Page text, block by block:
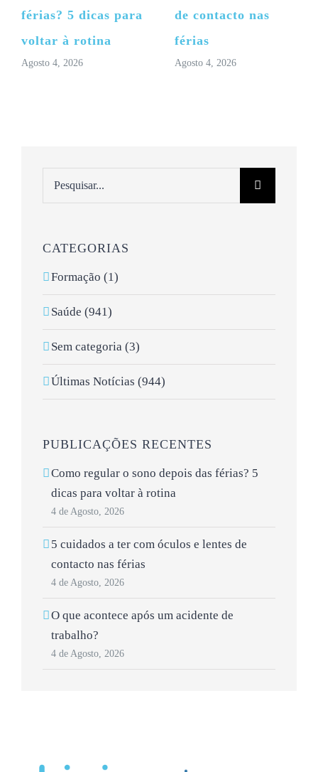
férias? 5 dicas para
voltar à rotina
Agosto 4, 2026
de contacto nas
férias
Agosto 4, 2026
CATEGORIAS
Formação (1)
Saúde (941)
Sem categoria (3)
Últimas Notícias (944)
PUBLICAÇÕES RECENTES
Como regular o sono depois das férias? 5
dicas para voltar à rotina
4 de Agosto, 2026
5 cuidados a ter com óculos e lentes de
contacto nas férias
4 de Agosto, 2026
O que acontece após um acidente de
trabalho?
4 de Agosto, 2026